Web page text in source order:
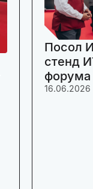
Посол
стенд
16.06.2026